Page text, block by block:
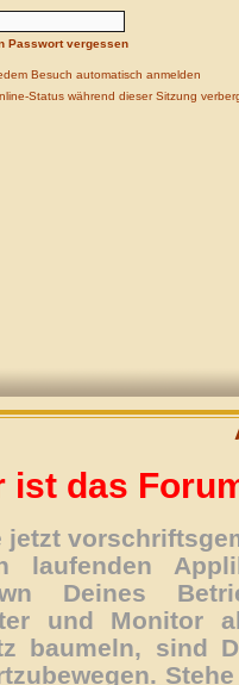
Passwort vergessen
Besuch automatisch anmelden
Status während dieser Sitzung
ist das
jetzt
laufenden
Deines
und Monitor
baumeln, sind